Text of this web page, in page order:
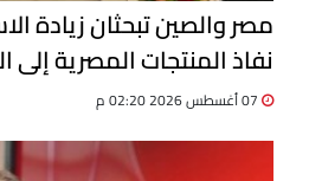
مصر والصين تبحثان زيادة
نفاذ المنتجات المصرية